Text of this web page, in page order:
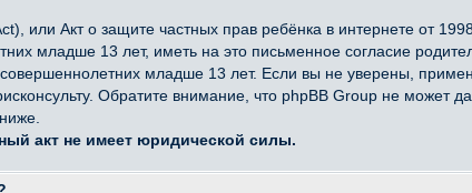
или Акт о защите частных прав ребёнка в интернете от
младше 13 лет, иметь на это письменное согласие
младше 13 лет. Если вы не уверены,
Обратите внимание, что phpBB Group не может
акт не имеет юридической силы.